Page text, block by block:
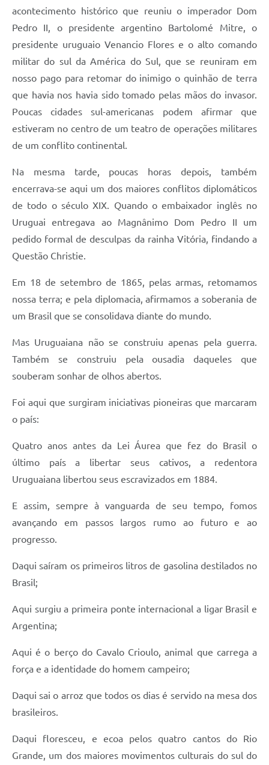
acontecimento histórico que reuniu o imperador Dom
Pedro II, o presidente argentino Bartolomé Mitre, o
presidente uruguaio Venancio Flores e o alto comando
militar do sul da América do Sul, que se reuniram em
nosso pago para retomar do inimigo o quinhão de terra
que havia nos havia sido tomado pelas mãos do invasor.
Poucas cidades sul-americanas podem afirmar que
estiveram no centro de um teatro de operações militares
de um conflito continental.
Na mesma tarde, poucas horas depois, também
encerrava-se aqui um dos maiores conflitos diplomáticos
de todo o século XIX. Quando o embaixador inglês no
Uruguai entregava ao Magnânimo Dom Pedro II um
pedido formal de desculpas da rainha Vitória, findando a
Questão Christie.
Em 18 de setembro de 1865, pelas armas, retomamos
nossa terra; e pela diplomacia, afirmamos a soberania de
um Brasil que se consolidava diante do mundo.
Mas Uruguaiana não se construiu apenas pela guerra.
Também se construiu pela ousadia daqueles que
souberam sonhar de olhos abertos.
Foi aqui que surgiram iniciativas pioneiras que marcaram
o país:
Quatro anos antes da Lei Áurea que fez do Brasil o
último país a libertar seus cativos, a redentora
Uruguaiana libertou seus escravizados em 1884.
E assim, sempre à vanguarda de seu tempo, fomos
avançando em passos largos rumo ao futuro e ao
progresso.
Daqui saíram os primeiros litros de gasolina destilados no
Brasil;
Aqui surgiu a primeira ponte internacional a ligar Brasil e
Argentina;
Aqui é o berço do Cavalo Crioulo, animal que carrega a
força e a identidade do homem campeiro;
Daqui sai o arroz que todos os dias é servido na mesa dos
brasileiros.
Daqui floresceu, e ecoa pelos quatro cantos do Rio
Grande, um dos maiores movimentos culturais do sul do